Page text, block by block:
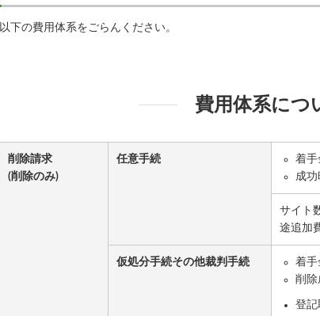
以下の費用体系をごらんください。
費用体系につ
削除請求
(削除のみ)
任意手続
着
成
サイト
途追加
仮処分手続その他裁判手続
着
削
登記